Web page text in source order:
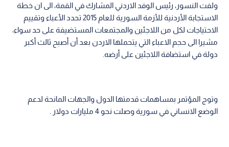
ولفت النسور، رئيس الوفد الاردني المشارك في القمة، الى ان خطة
الاستجابة الأردنية للأزمة السورية للعام 2015 تحدد الأعباء وتقييم
الاحتياجات لكل من اللاجئين والمجتمعات المستضيفة على حد سواء،
مشيرا الى حجم الاعباء التي يتحملها الاردن بعد أن أصبح ثالث أكبر
دولة في استضافة اللاجئين على أرضه.
وتوج المؤتمر بمساهمات قدمتها الدول والجهات المانحة لدعم
الوضع الانساني في سورية وصلت نحو 4 مليارات دولار .